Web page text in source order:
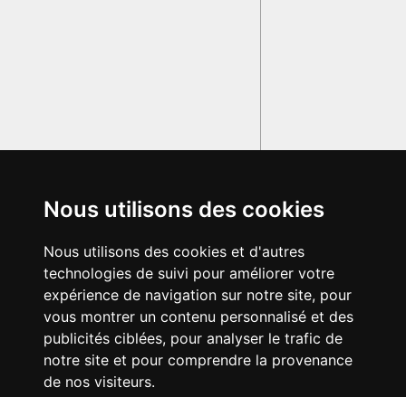
Nous utilisons des cookies
Nous utilisons des cookies et d'autres
technologies de suivi pour améliorer votre
expérience de navigation sur notre site, pour
vous montrer un contenu personnalisé et des
publicités ciblées, pour analyser le trafic de
notre site et pour comprendre la provenance
de nos visiteurs.